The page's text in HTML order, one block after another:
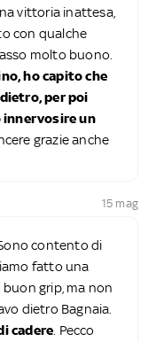
vittoria inattesa,
con qualche
molto buono.
ho capito che
per poi
innervosire un
grazie anche
15 mag
contento di
fatto una
grip, ma non
dietro Bagnaia.
cadere . Pecco